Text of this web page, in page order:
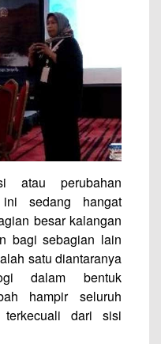
atau perubahan
sedang hangat
besar kalangan
bagi sebagian lain
satu diantaranya
dalam bentuk
hampir seluruh
dari sisi